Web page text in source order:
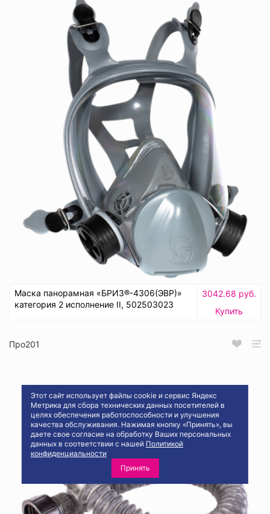
Этот сайт использует файлы cookie и сервис Яндекс
Метрика для сбора технических данных посетителей в
целях обеспечения работоспособности и улучшения
качества обслуживания. Нажимая кнопку «Принять», вы
даете свое согласие на обработку Ваших персональных
данных в соответствии с нашей Политикой
конфиденциальности
Принять
Маска панорамная «БРИЗ®-4306(ЭВР)»
категория 2 исполнение II, 502503023
3042.68 руб.
Купить
Про201